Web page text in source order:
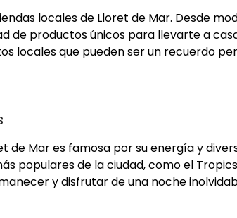
locales de Lloret de Mar. Desde
de productos únicos para llevarte a
locales que pueden ser un recuerdo
de Mar es famosa por su energía y
populares de la ciudad, como el
y disfrutar de una noche